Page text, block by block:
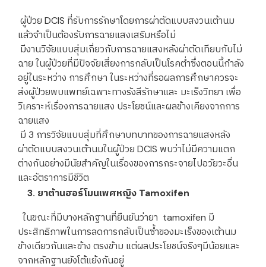
ผู้ป่วย DCIS ที่รับการรักษาโดยการผ่าตัดแบบสงวนเต้านม
แล้วจำเป็นต้องรับการฉายแสงเสริมหรือไม่
มีงานวิจัยแบบสุ่มเกี่ยวกับการฉายแสงหลังผ่าตัดเทียบกับไม่
ฉาย ในผู้ป่วยที่มีปัจจัยเสี่ยงการกลับเป็นโรคต่ำซึ่งตอนนี้กำลัง
อยู่ในระหว่าง การศึกษา ในระหว่างที่รอผลการศึกษาควรจะ
ส่งผู้ป่วยพบแพทย์เฉพาะทางรังสีรักษาและ มะเร็งวิทยา เพื่อ
วิเคราะห์เรื่องการฉายแสง ประโยชน์และผลข้างเคียงจากการ
ฉายแสง
มี 3 การวิจัยแบบสุ่มที่ศึกษาบทบาทของการฉายแสงหลัง
ผ่าตัดแบบสงวนเต้านมในผู้ป่วย DCIS พบว่าไม่มีความแตก
ต่างกันอย่างมีนัยสำคัญในเรื่องของการกระจายไปอวัยวะอื่น
และอัตราการมีชีวิต
3. ยาต้านฮอร์โมนเพศหญิง Tamoxifen
ในขณะที่มีบางหลักฐานที่ยืนยันว่ายา tamoxifen มี
ประสิทธิภาพในการลดการกลับเป็นซ้ำของมะเร็งของเต้านม
ข้างเดียวกันและข้าง ตรงข้าม แต่ผลประโยชน์จริงๆมีน้อยและ
จากหลักฐานยังโต้แย้งกันอยู่